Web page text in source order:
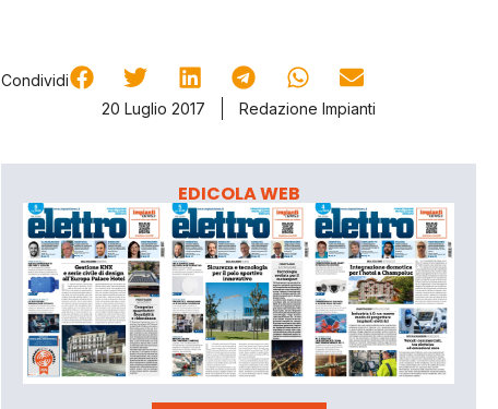
Condividi
20 Luglio 2017
Redazione Impianti
EDICOLA WEB